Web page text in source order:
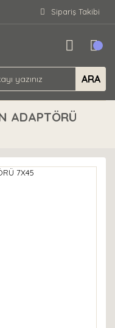
Sipariş Takibi
ARA
ADAPTÖRÜ